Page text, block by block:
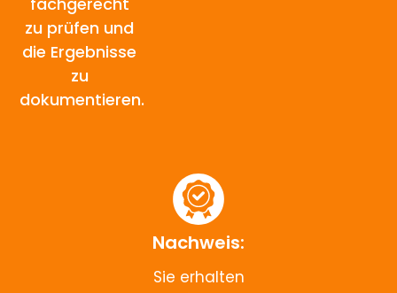
zu prüfen und
die Ergebnisse
zu
dokumentieren.
Nachweis:
Sie erhalten